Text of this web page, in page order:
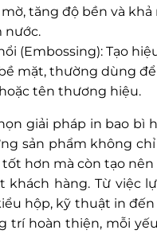
mờ, tăng độ bền và
nước.
(Embossing): Tạo
mặt, thường dùng
tên thương hiệu.
giải pháp in bao bì
sản phẩm không
hơn mà còn tạo nên
khách hàng. Từ việc
hộp, kỹ thuật in
trí hoàn thiện, mỗi